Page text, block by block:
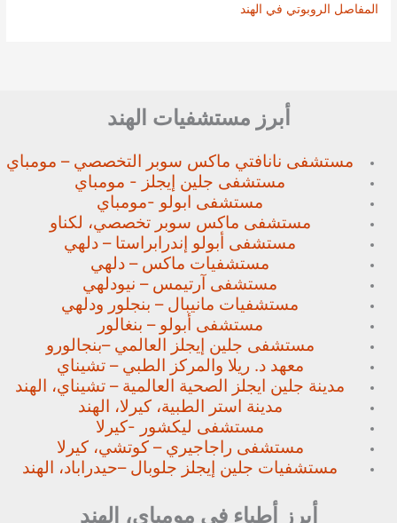
المفاصل الروبوتي في الهند
أبرز مستشفيات الهند
مستشفى نانافتي ماكس سوبر التخصصي – مومباي
مستشفى جلين إيجلز - مومباي
مستشفى ابولو -مومباي
مستشفى ماكس سوبر تخصصي، لكناو
مستشفى أبولو إندرابراستا – دلهي
مستشفيات ماكس – دلهي
مستشفى آرتيمس – نيودلهي
مستشفيات مانيبال – بنجلور ودلهي
مستشفى أبولو – بنغالور
مستشفى جلين إيجلز العالمي –بنجالورو
معهد د. ريلا والمركز الطبي – تشيناي
مدينة جلين ايجلز الصحية العالمية – تشيناي، الهند
مدينة استر الطبية، كيرلا، الهند
مستشفى ليكشور -كيرلا
مستشفى راجاجيري – كوتشي، كيرلا
مستشفيات جلين إيجلز جلوبال –حيدراباد، الهند
أبرز أطباء في مومباي، الهند